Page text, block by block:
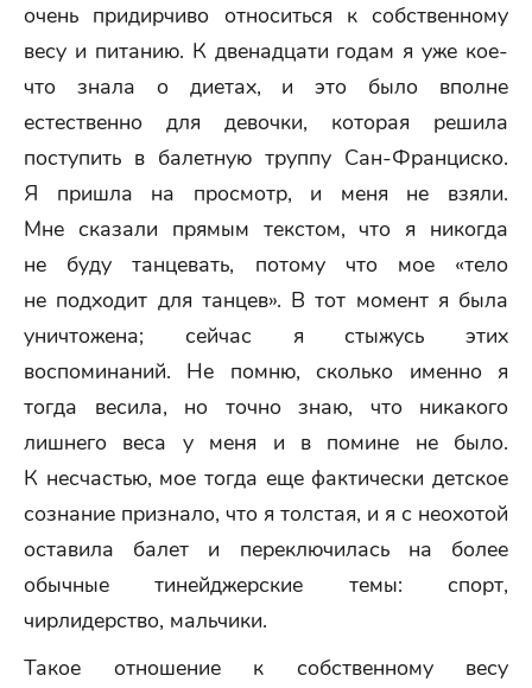
очень придирчиво относиться к собственному
весу и питанию. К двенадцати годам я уже кое-
что знала о диетах, и это было вполне
естественно для девочки, которая решила
поступить в балетную труппу Сан-Франциско.
Я пришла на просмотр, и меня не взяли.
Мне сказали прямым текстом, что я никогда
не буду танцевать, потому что мое «тело
не подходит для танцев». В тот момент я была
уничтожена; сейчас я стыжусь этих
воспоминаний. Не помню, сколько именно я
тогда весила, но точно знаю, что никакого
лишнего веса у меня и в помине не было.
К несчастью, мое тогда еще фактически детское
сознание признало, что я толстая, и я с неохотой
оставила балет и переключилась на более
обычные тинейджерские темы: спорт,
чирлидерство, мальчики.
Такое отношение к собственному весу